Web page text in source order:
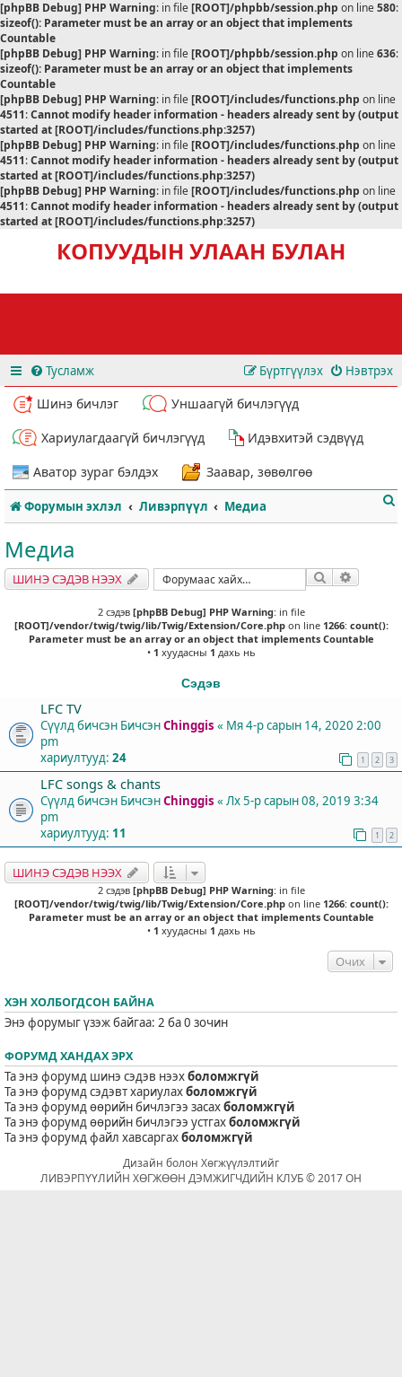
[phpBB Debug] PHP Warning: in file[ROOT]/phpbb/session.php on line580:
sizeof(): Parameter must be an array or an object that implements
Countable
[phpBB Debug] PHP Warning: in file[ROOT]/phpbb/session.php on line636:
sizeof(): Parameter must be an array or an object that implements
Countable
[phpBB Debug] PHP Warning: in file[ROOT]/includes/functions.php on line
4511:Cannot modify header information - headers already sent by (output
started at [ROOT]/includes/functions.php:3257)
[phpBB Debug] PHP Warning: in file[ROOT]/includes/functions.php on line
4511:Cannot modify header information - headers already sent by (output
started at [ROOT]/includes/functions.php:3257)
[phpBB Debug] PHP Warning: in file[ROOT]/includes/functions.php on line
4511:Cannot modify header information - headers already sent by (output
started at [ROOT]/includes/functions.php:3257)
КОПУУДЫН УЛААН БУЛАН
Тусламж Нэвтрэх
Бүртгүүлэх
Шинэ бичлэг
Уншаагүй бичлэгүүд
Хариулагдаагүй бичлэгүүд
Идэвхитэй сэдвүүд
Аватор зураг бэлдэх
Заавар, зөвөлгөө
Форумын эхлэл Ливэрпүүл Медиа
Медиа
ШИНЭ СЭДЭВ НЭЭХ Хайлт
2 сэдэв [phpBB Debug] PHP Warning: in file
[ROOT]/vendor/twig/twig/lib/Twig/Extension/Core.phpon line 1266: count():
Parameter must be an array or an object that implements Countable
• 1 хуудасны 1 дахь нь
Сэдэв
LFC TV
Сүүлд бичсэн БичсэнChinggis « Мя 4-р сарын 14, 2020 2:00
pm
хариултууд: 24 1 2 3
LFC songs & chants
Сүүлд бичсэн БичсэнChinggis « Лх 5-р сарын 08, 2019 3:34
pm
хариултууд: 11 1 2
ШИНЭ СЭДЭВ НЭЭХ
2 сэдэв [phpBB Debug] PHP Warning: in file
[ROOT]/vendor/twig/twig/lib/Twig/Extension/Core.phpon line 1266: count():
Parameter must be an array or an object that implements Countable
• 1 хуудасны 1 дахь нь
Очих
ХЭН ХОЛБОГДСОН БАЙНА
Энэ форумыг үзэж байгаа: 2 ба 0 зочин
ФОРУМД ХАНДАХ ЭРХ
Та энэ форумд шинэ сэдэв нээхболомжгүй
Та энэ форумд сэдэвт хариулахболомжгүй
Та энэ форумд өөрийн бичлэгээ засахболомжгүй
Та энэ форумд өөрийн бичлэгээ устгахболомжгүй
Та энэ форумд файл хавсаргахболомжгүй
Дизайн болон Хөгжүүлэлтийг
ЛИВЭРПҮҮЛИЙН ХӨГЖӨӨН ДЭМЖИГЧДИЙН КЛУБ © 2017 ОН